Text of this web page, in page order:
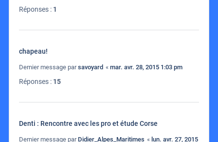
Réponses : 1
chapeau!
Dernier message parsavoyard « mar. avr. 28, 2015 1:03 pm
Réponses : 15
Denti : Rencontre avec les pro et étude Corse
Dernier message par Didier_Alpes_Maritimes « lun. avr. 27, 2015